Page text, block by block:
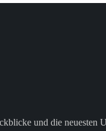
und die neuesten